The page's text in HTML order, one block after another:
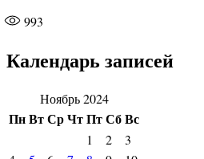
993
Календарь записей
Ноябрь 2024
ПнВтСрЧтПтСбВс
1 2
3